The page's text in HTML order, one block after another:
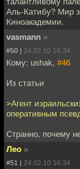
Аль-Катибу? Мир
Киноакадемии.
vasmann »
#50 | 24.02.10 16:34
Кому: ushak, #46
Из статьи
>Агент
оперативным
Странно, почему
Лео »
#51 | 24.02.10 16:34